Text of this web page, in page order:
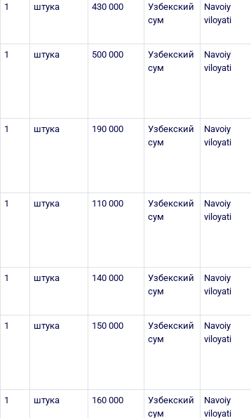
1 штука 430 000
Узбекский
сум
Navoiy
viloyati
1 штука 500 000
Узбекский
сум
Navoiy
viloyati
1 штука 190 000
Узбекский
сум
Navoiy
viloyati
1 штука 110 000
Узбекский
сум
Navoiy
viloyati
1 штука 140 000
Узбекский
сум
Navoiy
viloyati
1 штука 150 000
Узбекский
сум
Navoiy
viloyati
1 штука 160 000
Узбекский
сум
Navoiy
viloyati